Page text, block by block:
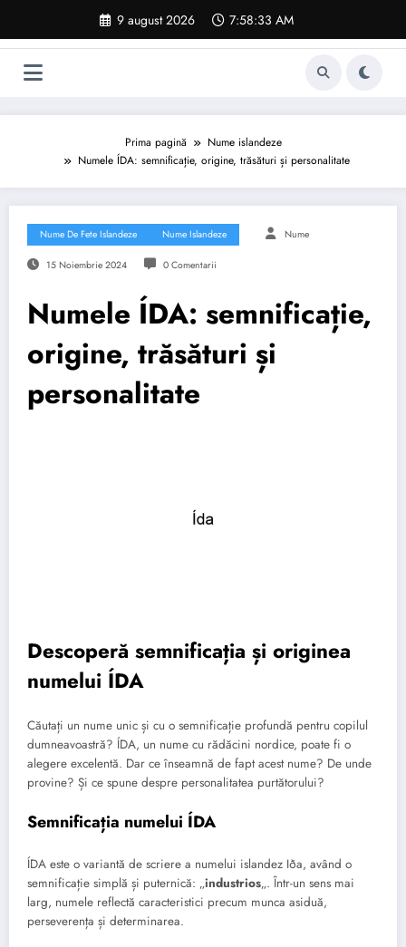
conținut
9 august 2026 7:58:34 AM
Prima pagină
Nume islandeze
Numele ÍDA: semnificație, origine, trăsături și personalitate
Nume De Fete Islandeze Nume Islandeze Nume
15 Noiembrie 2024 0 Comentarii
Numele ÍDA: semnificație,
origine, trăsături și
personalitate
Descoperă semnificația și originea
numelui ÍDA
Căutați un nume unic și cu o semnificație profundă pentru copilul
dumneavoastră? ÍDA, un nume cu rădăcini nordice, poate fi o
alegere excelentă. Dar ce înseamnă de fapt acest nume? De unde
provine? Și ce spune despre personalitatea purtătorului?
Semnificația numelui ÍDA
ÍDA este o variantă de scriere a numelui islandez Iða, având o
semnificație simplă și puternică: „industrios„. Într-un sens mai
larg, numele reflectă caracteristici precum munca asiduă,
perseverența și determinarea.